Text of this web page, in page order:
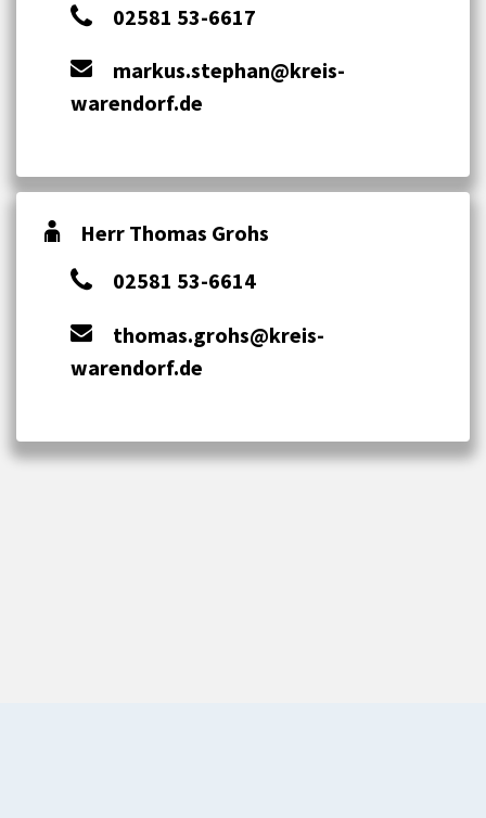
02581 53-6617
markus.stephan@kreis-
warendorf.de
Herr Thomas Grohs
02581 53-6614
thomas.grohs@kreis-
warendorf.de